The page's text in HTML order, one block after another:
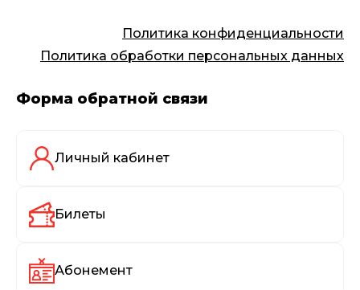
Политика конфиденциальности
Политика обработки персональных данных
Форма обратной связи
Личный кабинет
Билеты
Абонемент